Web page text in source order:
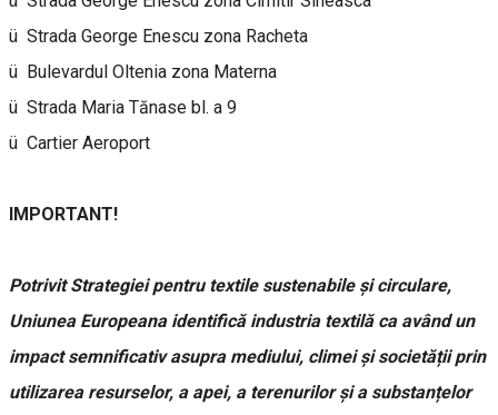
ü Strada George Enescu zona Racheta
ü Bulevardul Oltenia zona Materna
ü Strada Maria Tănase bl. a 9
ü Cartier Aeroport
IMPORTANT!
Potrivit Strategiei pentru textile sustenabile și circulare,
Uniunea Europeana identifică industria textilă ca având un
impact semnificativ asupra mediului, climei și societății prin
utilizarea resurselor, a apei, a terenurilor și a substanțelor